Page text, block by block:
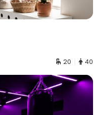
20 40